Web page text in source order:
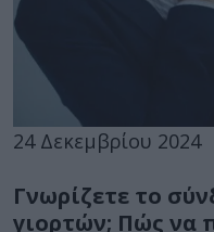
24 Δεκεμβρίου 2024
Γνωρίζετε το
γιορτών; Πώς να